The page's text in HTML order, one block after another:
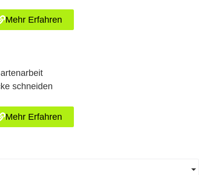
Mehr Erfahren
schneiden
Mehr Erfahren